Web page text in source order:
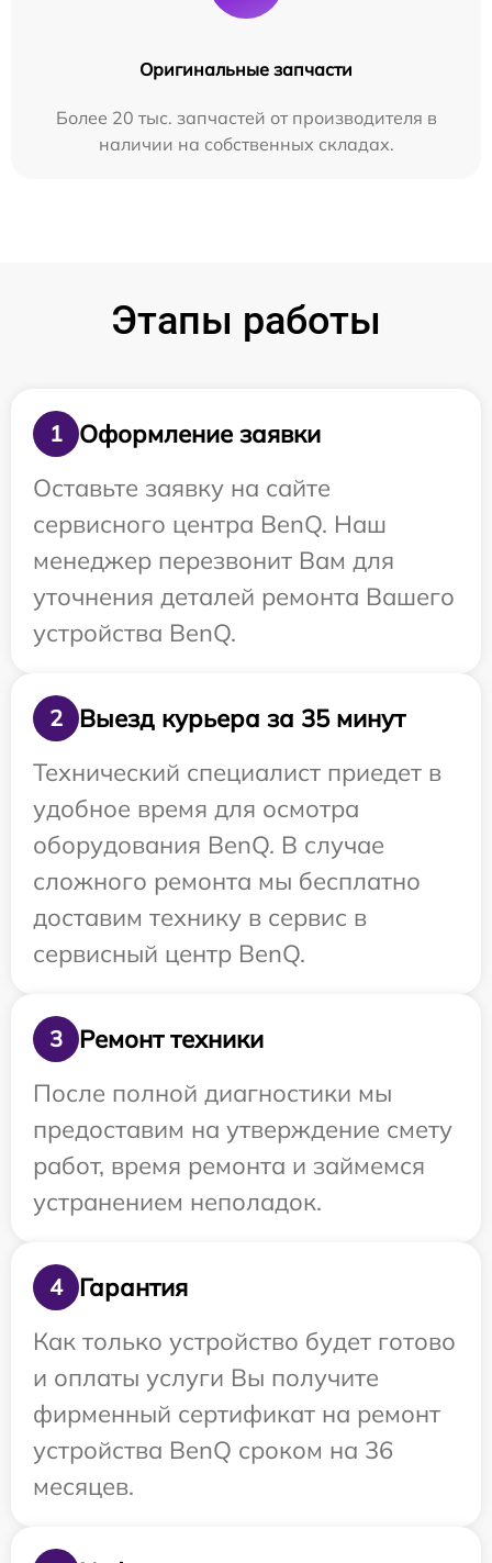
Оригинальные запчасти
Более 20 тыс. запчастей от производителя в
наличии на собственных складах.
Этапы работы
1
Оформление заявки
Оставьте заявку на сайте
сервисного центра BenQ. Наш
менеджер перезвонит Вам для
уточнения деталей ремонта Вашего
устройства BenQ.
2
Выезд курьера за 35 минут
Технический специалист приедет в
удобное время для осмотра
оборудования BenQ. В случае
сложного ремонта мы бесплатно
доставим технику в сервис в
сервисный центр BenQ.
3
Ремонт техники
После полной диагностики мы
предоставим на утверждение смету
работ, время ремонта и займемся
устранением неполадок.
4
Гарантия
Как только устройство будет готово
и оплаты услуги Вы получите
фирменный сертификат на ремонт
устройства BenQ сроком на 36
месяцев.